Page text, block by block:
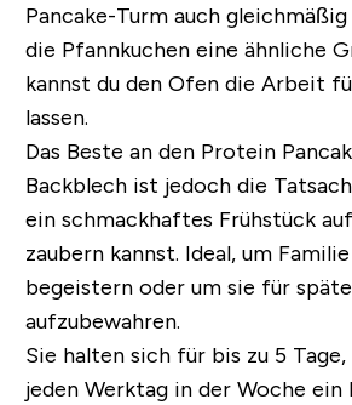
Pancake-Turm auch
die Pfannkuchen eine ähnliche
kannst du den Ofen die Arbeit
lassen.
Das Beste an den Protein
Backblech ist jedoch die
ein schmackhaftes Frühstück
zaubern kannst. Ideal, um
begeistern oder um sie für
aufzubewahren.
Sie halten sich für bis zu 5 Tage,
jeden Werktag in der Woche ein